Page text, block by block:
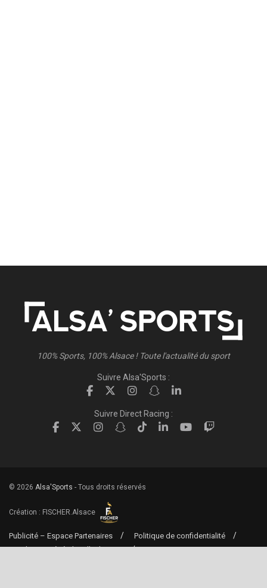
100% Sports, 100% Alsace ! Toute l'actualité du sport
Suivre Alsa'Sports :
Suivre Direct Racing :
© 2026 Alsa'Sports - Tous droits réservés
Création : FISCHER.Alsace
Publicité – Espace Partenaires
Politique de confidentialité
Conditions générales d’utilisation